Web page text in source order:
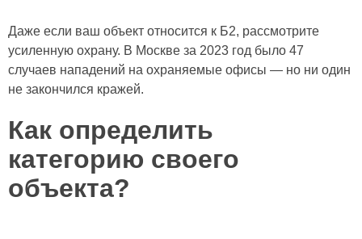
Даже если ваш объект относится к Б2, рассмотрите
усиленную охрану. В Москве за 2023 год было 47
случаев нападений на охраняемые офисы — но ни один
не закончился кражей.
Как определить
категорию своего
объекта?